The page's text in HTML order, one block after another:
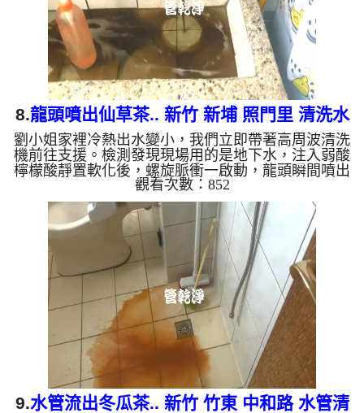
8.龍頭噴出仙草茶.. 新竹 新埔 照門里 清洗水
管
劉小姐家裡冷熱出水變小，我們立即帶著高周波清洗
機前往支援。檢測發現現場用的是地下水，注入弱酸
檸檬酸靜置軟化後，螺旋脈衝一啟動，龍頭瞬間噴出
黑色髒水！顏色越來越深，看起來像是仙草茶，四個
多小時後，出水變乾淨出水量也恢復了。 為什麼水
管需要定期「大掃除」？ 單靠水壓帶不走管壁陳年
汙垢。不同的水質顏色，反映了不同的居家隱患：
棕色（鐵鏽）： 管線老化徵兆。 黑色（氧化
錳）： 常見於地下水源。 綠色（銅綠）： 銅合金接
頭氧化。 乳白...
觀看次數：852
9.水管流出冬瓜茶.. 新竹 竹東 中和路 水管清